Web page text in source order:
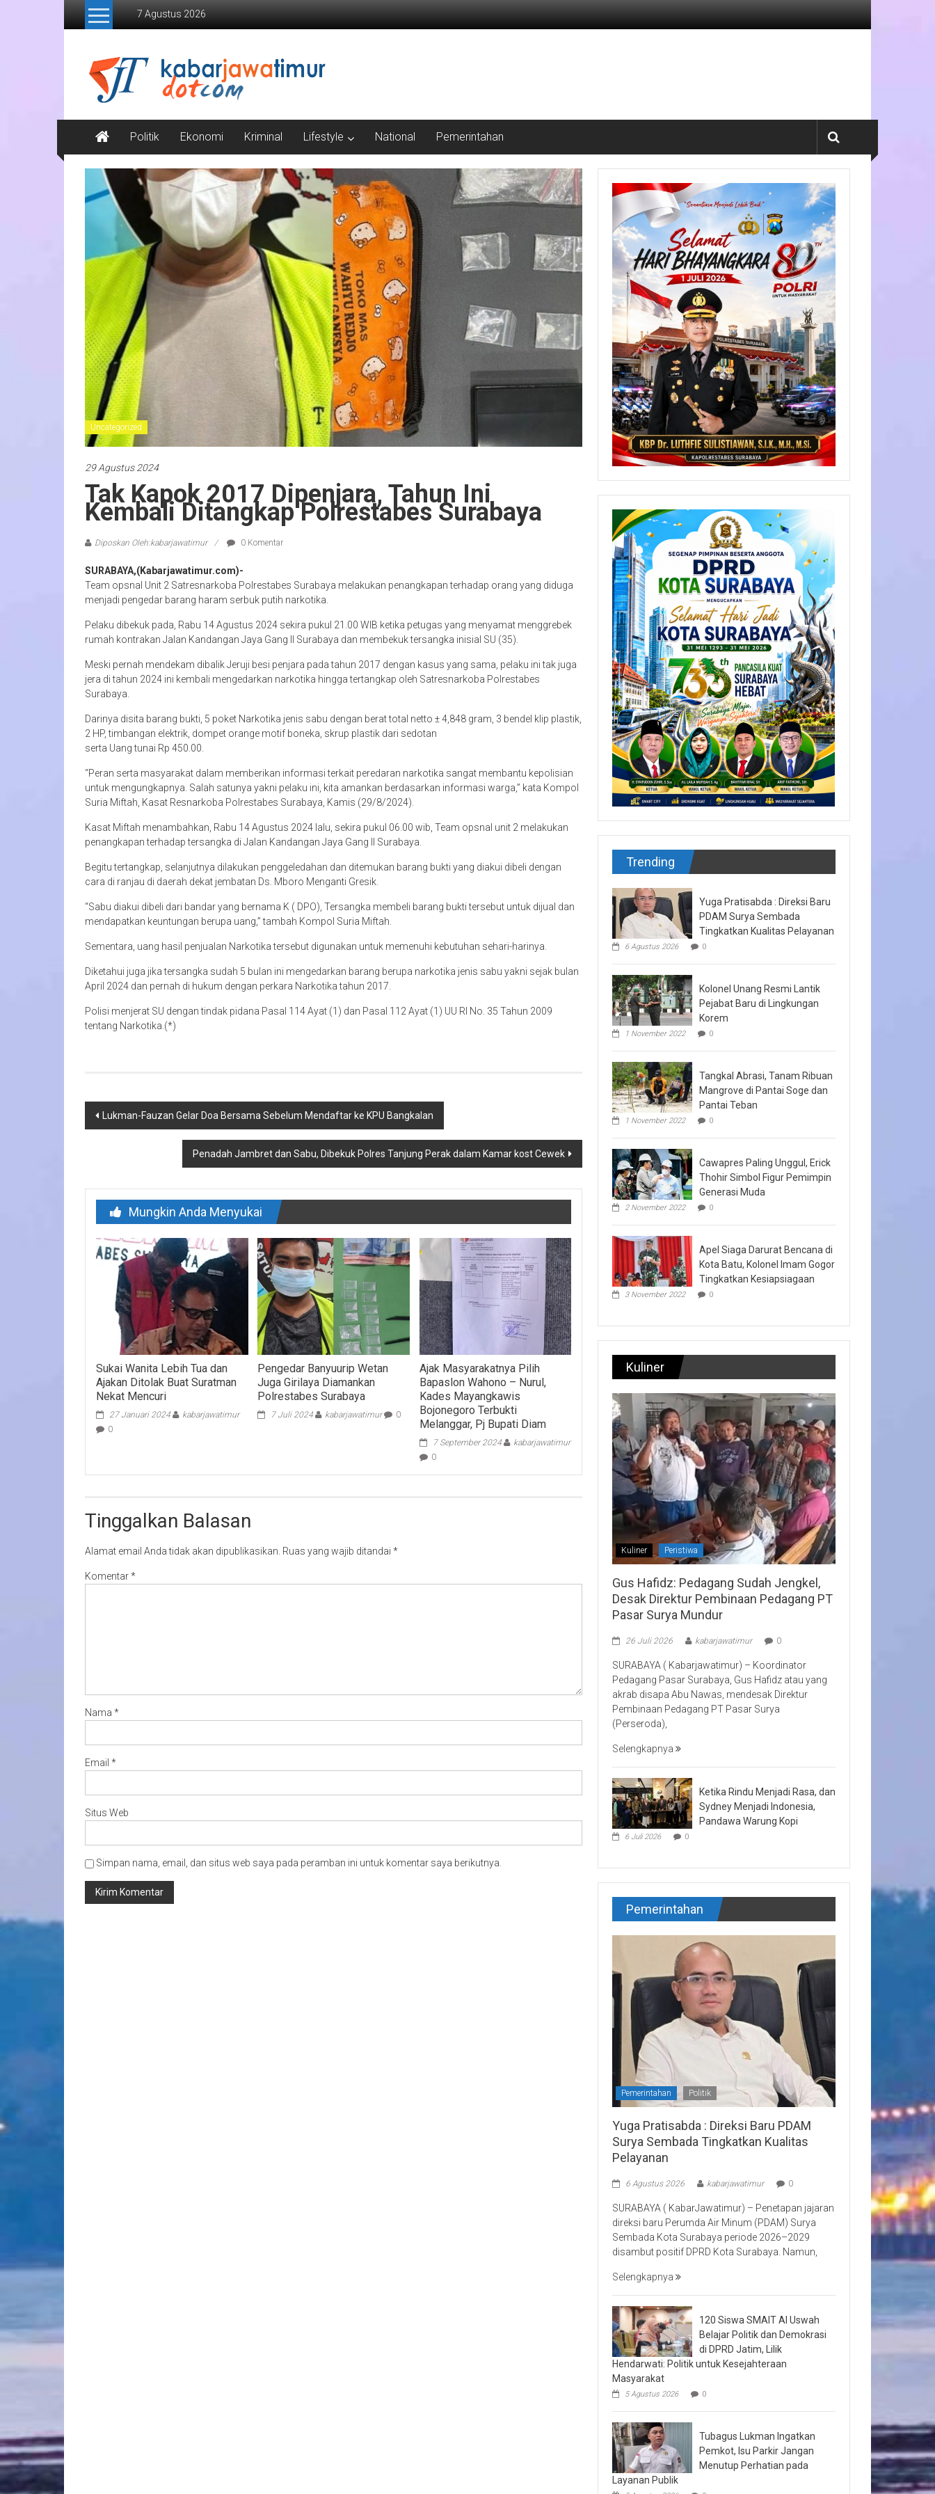
Lompat
7 Agustus 2026
Kabar
Jawa
Timur
Media
Online
Jawa
Timur
Politik Ekonomi Kriminal Lifestyle National Pemerintahan
Uncategorized
29 Agustus 2024
Tak Kapok 2017 Dipenjara, Tahun Ini
Kembali Ditangkap Polrestabes Surabaya
Diposkan Oleh:kabarjawatimur 0 Komentar
SURABAYA,(Kabarjawatimur.com)-
Team opsnal Unit 2 Satresnarkoba Polrestabes Surabaya melakukan penangkapan terhadap orang yang diduga
menjadi pengedar barang haram serbuk putih narkotika.
Pelaku dibekuk pada, Rabu 14 Agustus 2024 sekira pukul 21.00 WIB ketika petugas yang menyamat menggrebek
rumah kontrakan Jalan Kandangan Jaya Gang II Surabaya dan membekuk tersangka inisial SU (35).
Meski pernah mendekam dibalik Jeruji besi penjara pada tahun 2017 dengan kasus yang sama, pelaku ini tak juga
jera di tahun 2024 ini kembali mengedarkan narkotika hingga tertangkap oleh Satresnarkoba Polrestabes
Surabaya.
Darinya disita barang bukti, 5 poket Narkotika jenis sabu dengan berat total netto ± 4,848 gram, 3 bendel klip plastik,
2 HP, timbangan elektrik, dompet orange motif boneka, skrup plastik dari sedotan
serta Uang tunai Rp 450.00.
“Peran serta masyarakat dalam memberikan informasi terkait peredaran narkotika sangat membantu kepolisian
untuk mengungkapnya. Salah satunya yakni pelaku ini, kita amankan berdasarkan informasi warga,” kata Kompol
Suria Miftah, Kasat Resnarkoba Polrestabes Surabaya, Kamis (29/8/2024).
Kasat Miftah menambahkan, Rabu 14 Agustus 2024 lalu, sekira pukul 06.00 wib, Team opsnal unit 2 melakukan
penangkapan terhadap tersangka di Jalan Kandangan Jaya Gang II Surabaya.
Begitu tertangkap, selanjutnya dilakukan penggeledahan dan ditemukan barang bukti yang diakui dibeli dengan
cara di ranjau di daerah dekat jembatan Ds. Mboro Menganti Gresik.
“Sabu diakui dibeli dari bandar yang bernama K ( DPO), Tersangka membeli barang bukti tersebut untuk dijual dan
mendapatkan keuntungan berupa uang,” tambah Kompol Suria Miftah.
Sementara, uang hasil penjualan Narkotika tersebut digunakan untuk memenuhi kebutuhan sehari-harinya.
Diketahui juga jika tersangka sudah 5 bulan ini mengedarkan barang berupa narkotika jenis sabu yakni sejak bulan
April 2024 dan pernah di hukum dengan perkara Narkotika tahun 2017.
Polisi menjerat SU dengan tindak pidana Pasal 114 Ayat (1) dan Pasal 112 Ayat (1) UU RI No. 35 Tahun 2009
tentang Narkotika.(*)
Navigasi
Lukman-Fauzan Gelar Doa Bersama Sebelum Mendaftar ke KPU Bangkalan
Penadah Jambret dan Sabu, Dibekuk Polres Tanjung Perak dalam Kamar kost Cewek
Mungkin Anda Menyukai
Sukai Wanita Lebih Tua dan
Ajakan Ditolak Buat Suratman
Nekat Mencuri
27 Januari 2024
kabarjawatimur
0
Pengedar Banyuurip Wetan
Juga Girilaya Diamankan
Polrestabes Surabaya
7 Juli 2024 kabarjawatimur 0
Ajak Masyarakatnya Pilih
Bapaslon Wahono – Nurul,
Kades Mayangkawis
Bojonegoro Terbukti
Melanggar, Pj Bupati Diam
7 September 2024
kabarjawatimur
0
Tinggalkan Balasan
Alamat email Anda tidak akan dipublikasikan. Ruas yang wajib ditandai *
Komentar*
Nama *
Email *
Situs Web
Simpan nama, email, dan situs web saya pada peramban ini untuk komentar saya berikutnya.
Trending
Yuga Pratisabda : Direksi Baru
PDAM Surya Sembada
Tingkatkan Kualitas Pelayanan
6 Agustus 2026 0
Kolonel Unang Resmi Lantik
Pejabat Baru di Lingkungan
Korem
1 November 2022 0
Tangkal Abrasi, Tanam Ribuan
Mangrove di Pantai Soge dan
Pantai Teban
1 November 2022 0
Cawapres Paling Unggul, Erick
Thohir Simbol Figur Pemimpin
Generasi Muda
2 November 2022 0
Apel Siaga Darurat Bencana di
Kota Batu, Kolonel Imam Gogor
Tingkatkan Kesiapsiagaan
3 November 2022 0
Kuliner
Kuliner Peristiwa
Gus Hafidz: Pedagang Sudah Jengkel,
Desak Direktur Pembinaan Pedagang PT
Pasar Surya Mundur
26 Juli 2026 kabarjawatimur 0
SURABAYA ( Kabarjawatimur) – Koordinator
Pedagang Pasar Surabaya, Gus Hafidz atau yang
akrab disapa Abu Nawas, mendesak Direktur
Pembinaan Pedagang PT Pasar Surya
(Perseroda),
Selengkapnya
Ketika Rindu Menjadi Rasa, dan
Sydney Menjadi Indonesia,
Pandawa Warung Kopi
6 Juli 2026 0
Pemerintahan
Pemerintahan Politik
Yuga Pratisabda : Direksi Baru PDAM
Surya Sembada Tingkatkan Kualitas
Pelayanan
6 Agustus 2026 kabarjawatimur 0
SURABAYA ( KabarJawatimur) – Penetapan jajaran
direksi baru Perumda Air Minum (PDAM) Surya
Sembada Kota Surabaya periode 2026–2029
disambut positif DPRD Kota Surabaya. Namun,
Selengkapnya
120 Siswa SMAIT Al Uswah
Belajar Politik dan Demokrasi
di DPRD Jatim, Lilik
Hendarwati: Politik untuk Kesejahteraan
Masyarakat
5 Agustus 2026 0
Tubagus Lukman Ingatkan
Pemkot, Isu Parkir Jangan
Menutup Perhatian pada
Layanan Publik